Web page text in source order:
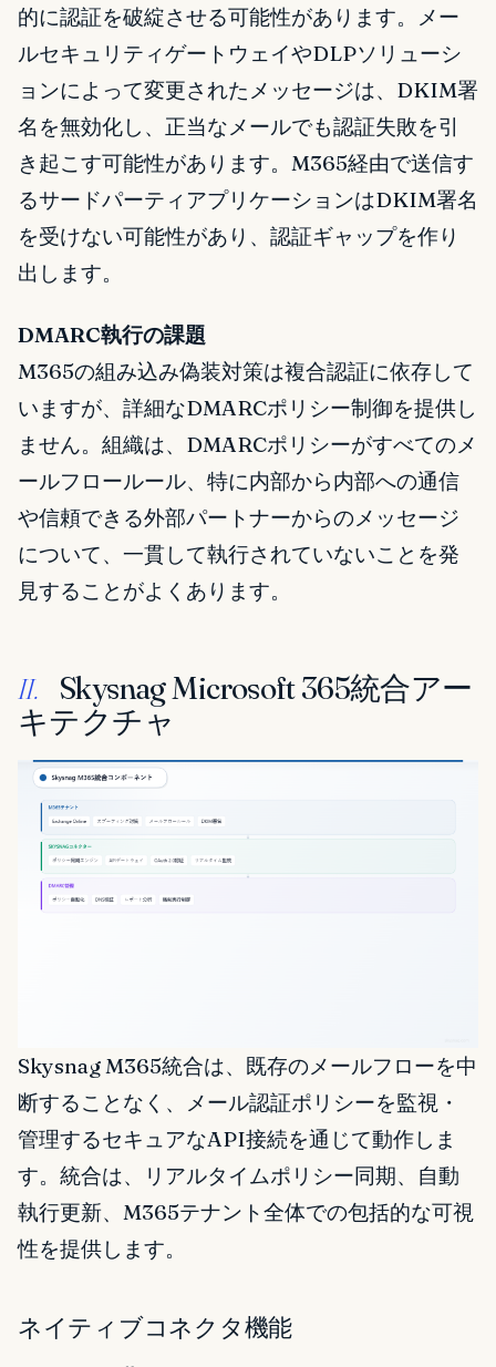
的に認証を破綻させる可能性があります。メー
ルセキュリティゲートウェイやDLPソリューシ
ョンによって変更されたメッセージは、DKIM署
名を無効化し、正当なメールでも認証失敗を引
き起こす可能性があります。M365経由で送信す
るサードパーティアプリケーションはDKIM署名
を受けない可能性があり、認証ギャップを作り
出します。
DMARC執行の課題
M365の組み込み偽装対策は複合認証に依存して
いますが、詳細なDMARCポリシー制御を提供し
ません。組織は、DMARCポリシーがすべてのメ
ールフロールール、特に内部から内部への通信
や信頼できる外部パートナーからのメッセージ
について、一貫して執行されていないことを発
見することがよくあります。
II.
Skysnag Microsoft 365統合アー
キテクチャ
Skysnag M365統合は、既存のメールフローを中
断することなく、メール認証ポリシーを監視・
管理するセキュアなAPI接続を通じて動作しま
す。統合は、リアルタイムポリシー同期、自動
執行更新、M365テナント全体での包括的な可視
性を提供します。
ネイティブコネクタ機能